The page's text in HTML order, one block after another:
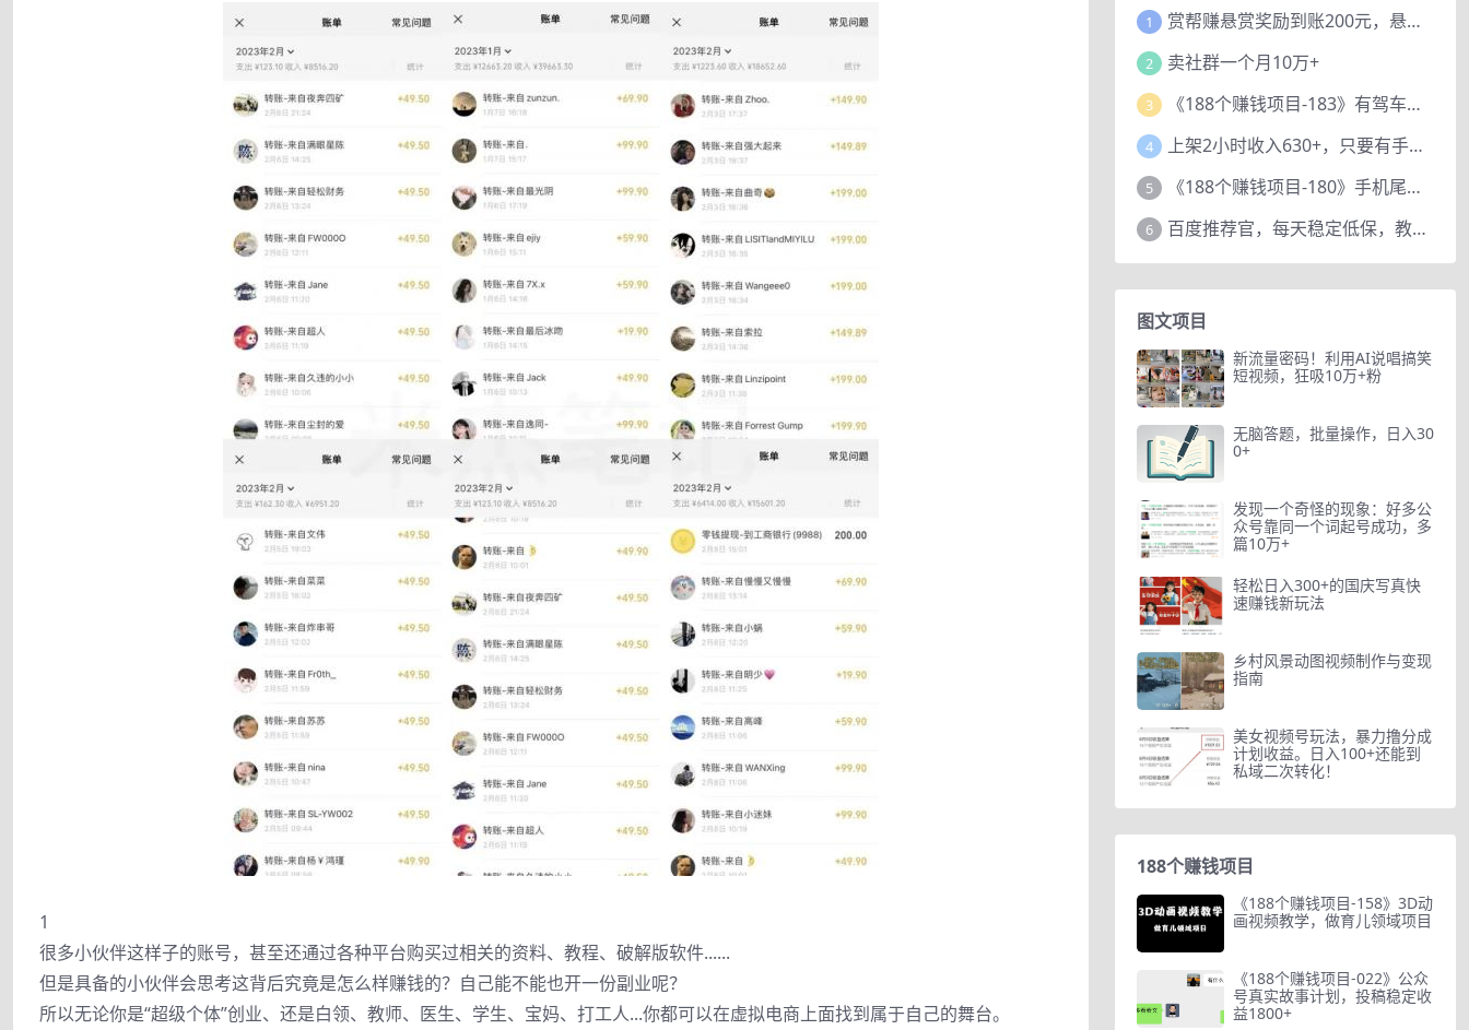
1
很多小伙伴这样子的账号，甚至还通过各种平台购买过相关的资料、教程、破解版软件......
但是具备的小伙伴会思考这背后究竟是怎么样赚钱的？自己能不能也开一份副业呢？
所以无论你是“超级个体”创业、还是白领、教师、医生、学生、宝妈、打工人...你都可以在虚拟电商上面找到属于自己的舞台。
1 赏帮赚悬赏奖励到账200元，悬赏任务多劳多得，人人可做。
2 卖社群一个月10万+
3 《188个赚钱项目-183》有驾车评项目，动动小手，复制粘贴赚44元！
4 上架2小时收入630+，只要有手就能做的AI搞钱项目，奶奶看完都能学会!
5 《188个赚钱项目-180》手机尾号测试评分项目，短视频直播日赚200+
6 百度推荐官，每天稳定低保，教程赠上
图文项目
新流量密码！利用AI说唱搞笑
短视频，狂吸10万+粉
无脑答题，批量操作，日入30
0+
发现一个奇怪的现象：好多公
众号靠同一个词起号成功，多
篇10万+
轻松日入300+的国庆写真快
速赚钱新玩法
乡村风景动图视频制作与变现
指南
美女视频号玩法，暴力撸分成
计划收益。日入100+还能到
私域二次转化！
188个赚钱项目
《188个赚钱项目-158》3D动
画视频教学，做育儿领域项目
《188个赚钱项目-022》公众
号真实故事计划，投稿稳定收
益1800+